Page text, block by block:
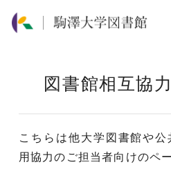
図書館相互協
こちらは他大学図書館や公
用協力のご担当者向けのペ